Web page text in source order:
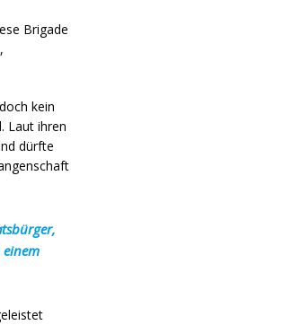
Brigade
kein
Laut ihren
dürfte